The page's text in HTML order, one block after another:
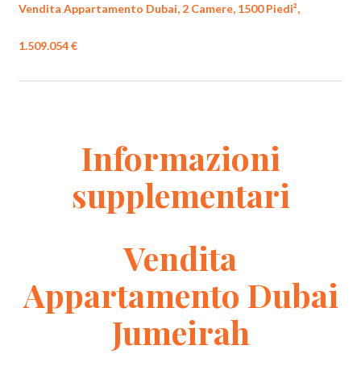
Vendita Appartamento Dubai, 2 Camere, 1500 Piedi²,
1.509.054 €
Informazioni
supplementari
Vendita
Appartamento Dubai
Jumeirah